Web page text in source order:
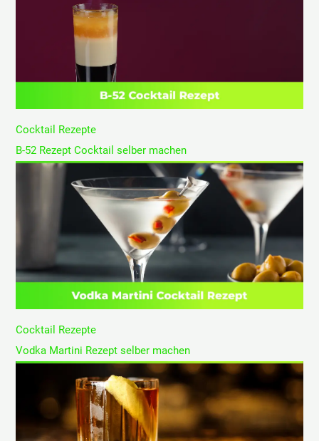
Cocktail Rezepte
B-52 Rezept Cocktail selber machen
Cocktail Rezepte
Vodka Martini Rezept selber machen